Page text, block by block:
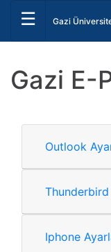
☰ Gazi
Gazi E-
Outlook
Thunderbird
Iphone